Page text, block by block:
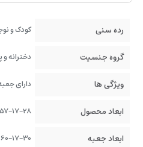
رده سنی کودک و
گروه جنسیت دخترانه و
ویژگی ها دارای
ابعاد محصول 57-17-28 سانتیمتر
ابعاد جعبه 60-17-30 سانتیمتر